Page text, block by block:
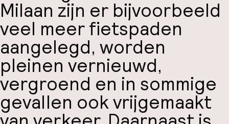
Milaan zijn er bijvoorbeeld
veel meerfietspaden
aangelegd, worden
pleinen vernieuwd,
vergroend en in sommige
gevallen ook vrijgemaakt